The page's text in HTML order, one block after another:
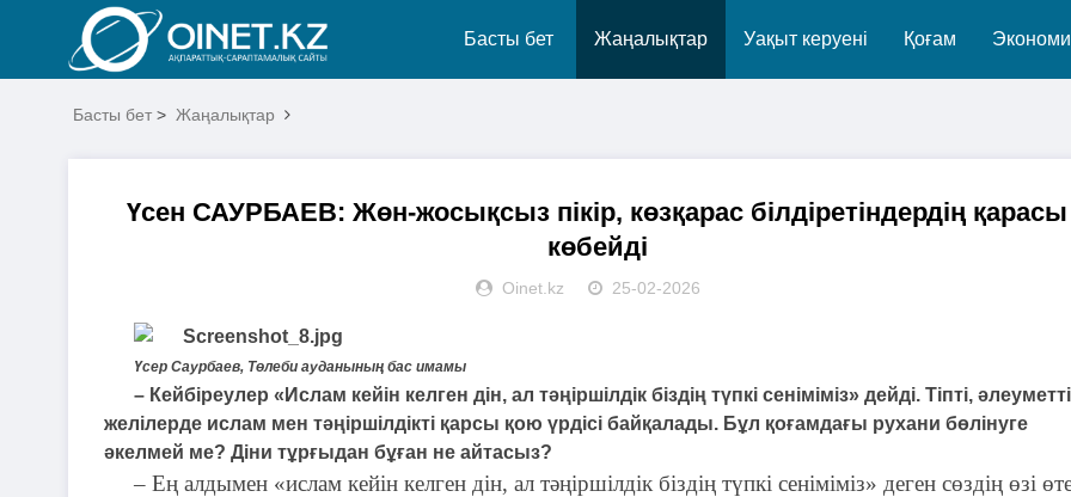
Басты бет Жаңалықтар Уақыт керуені Қоғам
Басты бет > Жаңалықтар
Үсен САУРБАЕВ: Жөн-жосықсыз пікір, көзқарас білдіретіндердің қарасы
көбейді
Oinet.kz 25-02-2026
Үсер Саурбаев, Төлеби ауданының бас имамы
– Кейбіреулер «Ислам кейін келген дін, ал тәңіршілдік біздің түпкі сеніміміз» дейді. Тіпті,
желілерде ислам мен тәңіршілдікті қарсы қою үрдісі байқалады. Бұл қоғамдағы рухани бөлінуге
әкелмей ме? Діни тұрғыдан бұған не айтасыз?
– Ең алдымен «ислам кейін келген дін, ал тәңіршілдік біздің түпкі сеніміміз» деген сөздің өзі